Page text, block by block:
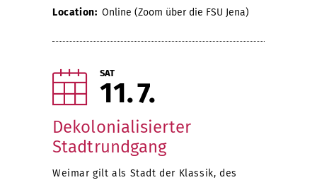
Location: Online (Zoom über die FSU Jena)
SAT
11 7
Dekolonialisierter
Stadtrundgang
Weimar gilt als Stadt der Klassik, des